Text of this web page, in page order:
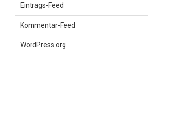
Eintrags-Feed
Kommentar-Feed
WordPress.org